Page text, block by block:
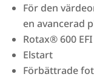
För den
en avancerad
Rotax® 600
Elstart
Förbättrade